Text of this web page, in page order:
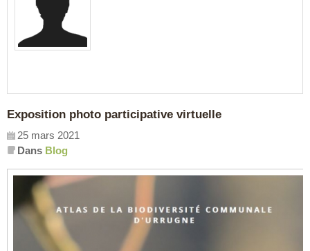
Exposition photo participative virtuelle
25 mars 2021
Dans Blog